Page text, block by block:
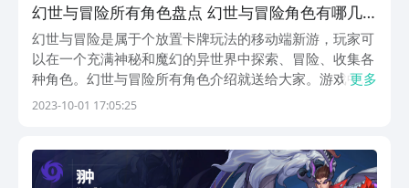
幻世与冒险所有角色盘点 幻世与冒险角色有哪几
款
幻世与冒险是属于个放置卡牌玩法的移动端新游，玩家可
以在一个充满神秘和魔幻的异世界中探索、冒险、收集各
种角色。幻世与冒险所有角色介绍就送给大家。游戏中有
四个主要的角色，分别是：艾莉亚、卡尔、莉莉和雷恩。
基...
更多
2023-10-01 17:05:25